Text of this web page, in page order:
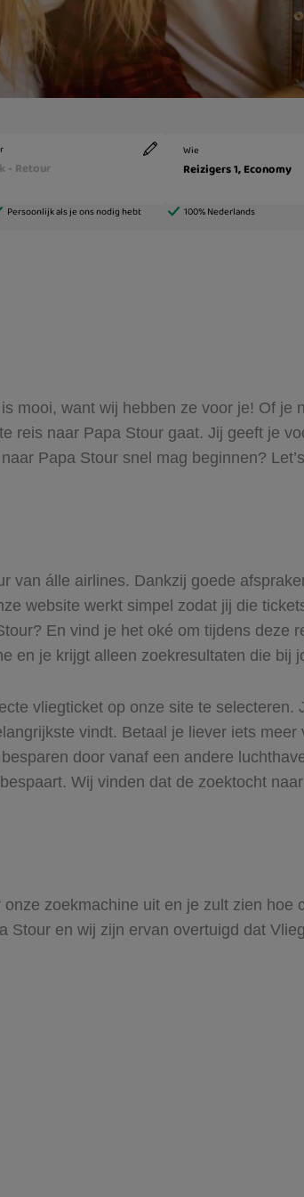
mooi, want wij hebben ze voor je! Of je
reis naar Papa Stour gaat. Jij geeft je
Papa Stour snel mag beginnen?
van álle airlines. Dankzij goede
website werkt simpel zodat jij die
En vind je het oké om tijdens deze
en je krijgt alleen zoekresultaten die bij
vliegticket op onze site te selecteren.
vindt. Betaal je liever iets
door vanaf een andere
Wij vinden dat de zoektocht
zoekmachine uit en je zult zien hoe
en wij zijn ervan overtuigd dat